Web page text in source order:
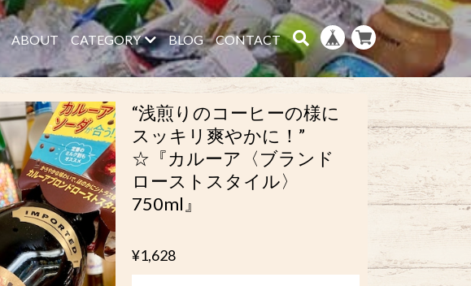
ABOUT CATEGORY BLOG CONTACT
“浅煎りのコーヒーの様に
スッキリ爽やかに！”
☆『カルーア〈ブランド
ローストスタイル〉
750ml』
¥1,628